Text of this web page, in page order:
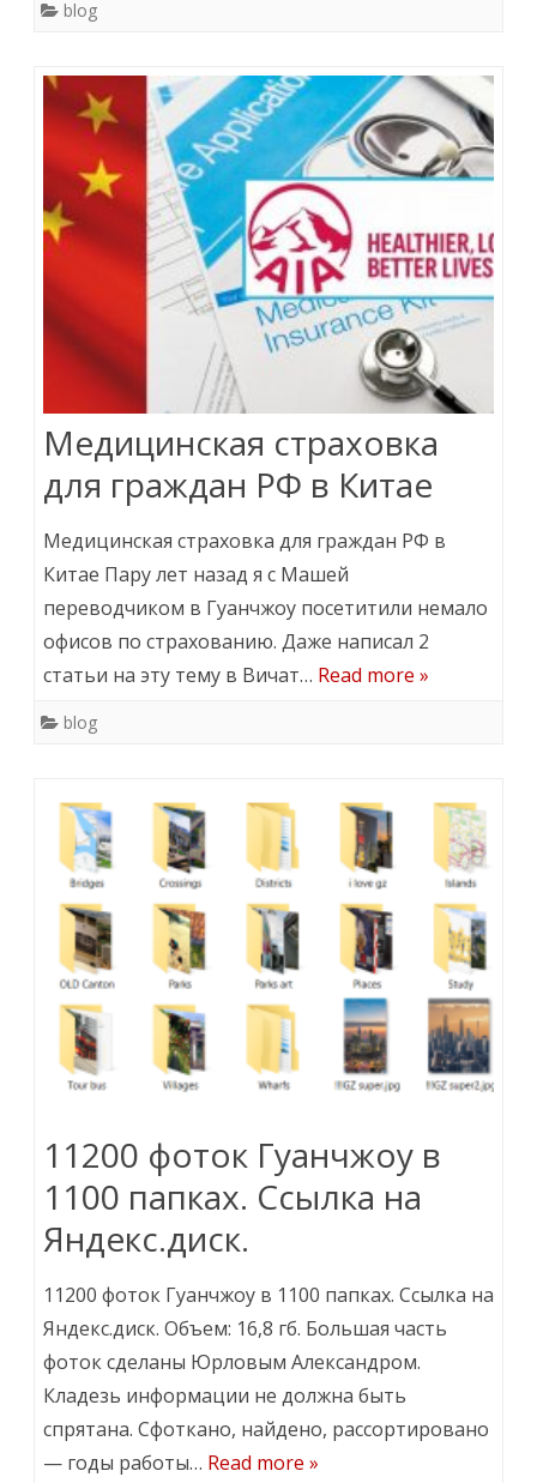
blog
Медицинская страховка
для граждан РФ в Китае
Медицинская страховка для граждан РФ в
Китае Пару лет назад я с Машей
переводчиком в Гуанчжоу посетитили немало
офисов по страхованию. Даже написал 2
статьи на эту тему в Вичат… Read more »
blog
11200 фоток Гуанчжоу в
1100 папках. Ссылка на
Яндекс.диск.
11200 фоток Гуанчжоу в 1100 папках. Ссылка на
Яндекс.диск. Объем: 16,8 гб. Большая часть
фоток сделаны Юрловым Александром.
Кладезь информации не должна быть
спрятана. Сфоткано, найдено, рассортировано
— годы работы… Read more »